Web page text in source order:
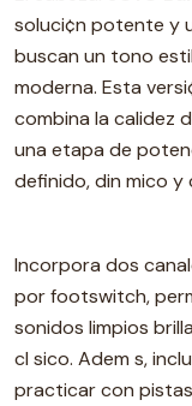
soluci¢n potente y
buscan un tono
moderna. Esta
combina la calidez
una etapa de
definido, din mico
Incorpora dos
por footswitch,
sonidos limpios
cl sico. Adem s,
practicar con